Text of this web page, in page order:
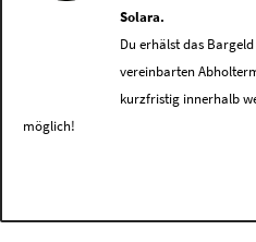
Solara.
Du erhälst das
vereinbarten
kurzfristig innerhalb
möglich!